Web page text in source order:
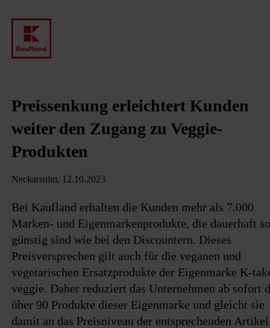
Preissenkung erleichtert Kunden
weiter den Zugang zu Veggie-
Produkten
Neckarsulm, 12.10.2023
Bei Kaufland erhalten die Kunden mehr als 7.000
Marken- und Eigenmarkenprodukte, die dauerhaft so
günstig sind wie bei den Discountern. Dieses
Preisversprechen gilt auch für die veganen und
vegetarischen Ersatzprodukte der Eigenmarke K-
veggie. Daher reduziert das Unternehmen ab sofort
über 90 Produkte dieser Eigenmarke und gleicht sie
damit an das Preisniveau der entsprechenden Artikel